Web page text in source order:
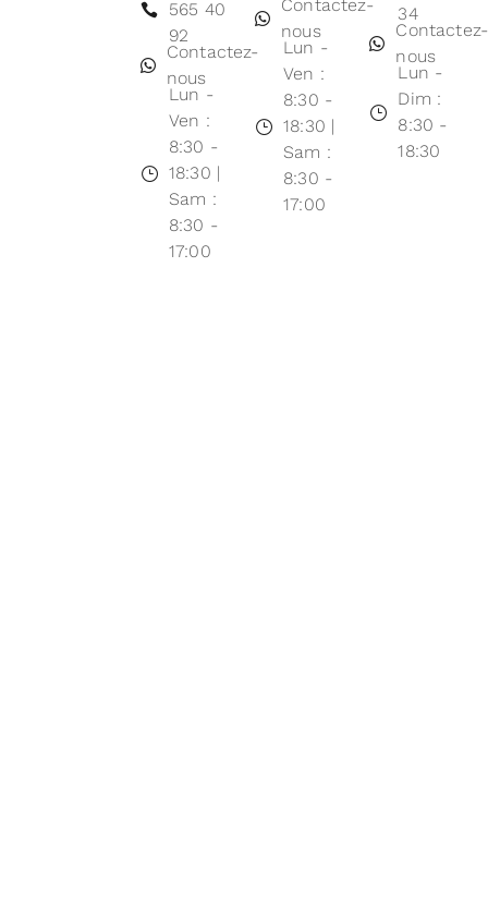
565 40
92
Contactez-
nous
Lun -
Ven :
8:30 -
18:30 |
Sam :
8:30 -
17:00
Contactez-
nous
Lun -
Ven :
8:30 -
18:30 |
Sam :
8:30 -
17:00
34
Contactez-
nous
Lun -
Dim :
8:30 -
18:30